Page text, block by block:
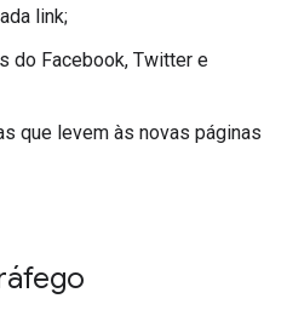
link;
do Facebook, Twitter e
que levem às novas páginas